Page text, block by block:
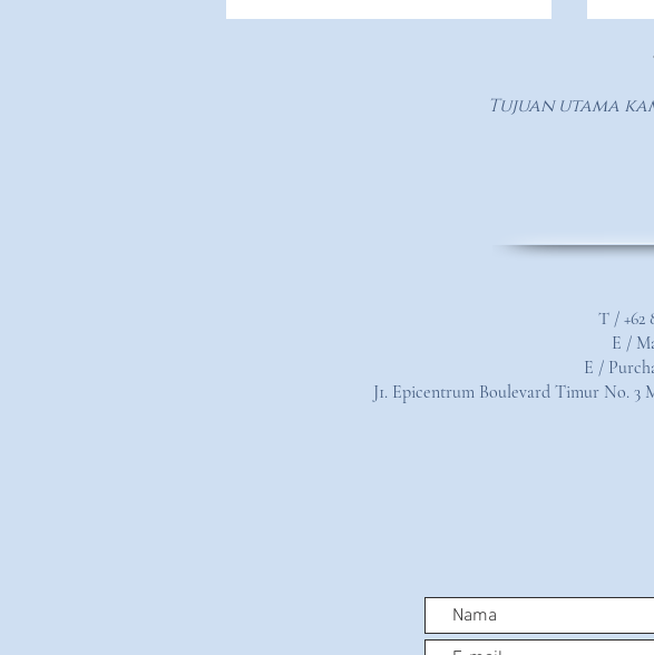
Tujuan utama
Т / +62
E /
E /
J1. Epicentrum Boulevard Timur No. 3